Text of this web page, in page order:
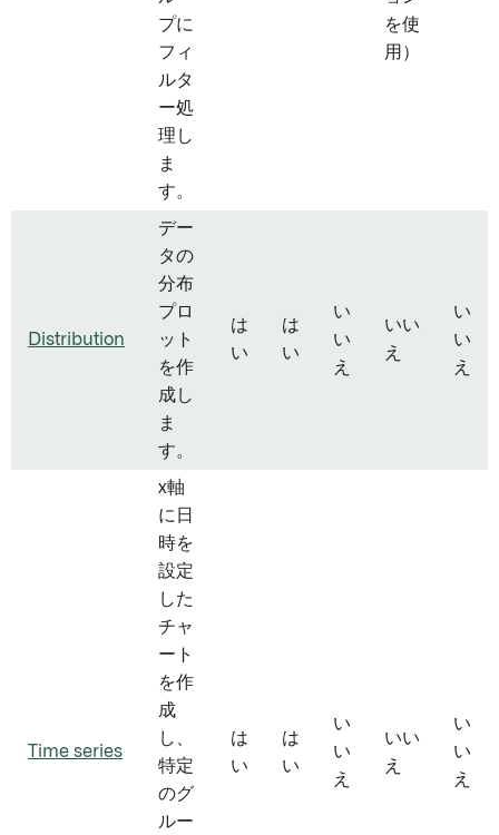
プに
フィ
ルタ
ー処
理し
ま
す。
を使
用）
Distribution
デー
タの
分布
プロ
ット
を作
成し
ま
す。
は
い
は
い
い
い
え
いい
え
い
い
え
Time series
x軸
に日
時を
設定
した
チャ
ート
を作
成
し、
特定
のグ
ルー
は
い
は
い
い
い
え
いい
え
い
い
え